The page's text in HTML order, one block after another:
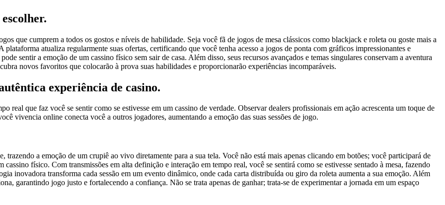
que cumprem a todos os gostos e níveis de habilidade. Seja você fã de jogos de mesa clássicos como blackjack e roleta ou goste mais a
atualiza regularmente suas ofertas, certificando que você tenha acesso a jogos de ponta com gráficos impressionantes e
sentir a emoção de um cassino físico sem sair de casa. Além disso, seus recursos avançados e temas singulares conservam a aventura
novos favoritos que colocarão à prova suas habilidades e proporcionarão experiências incomparáveis.
experiência de casino.
real que faz você se sentir como se estivesse em um cassino de verdade. Observar dealers profissionais em ação acrescenta um toque de
vivencia online conecta você a outros jogadores, aumentando a emoção das suas sessões de jogo.
a emoção de um crupiê ao vivo diretamente para a sua tela. Você não está mais apenas clicando em botões; você participará de
físico. Com transmissões em alta definição e interação em tempo real, você se sentirá como se estivesse sentado à mesa, fazendo
inovadora transforma cada sessão em um evento dinâmico, onde cada carta distribuída ou giro da roleta aumenta a sua emoção. Além
garantindo jogo justo e fortalecendo a confiança. Não se trata apenas de ganhar; trata-se de experimentar a jornada em um espaço